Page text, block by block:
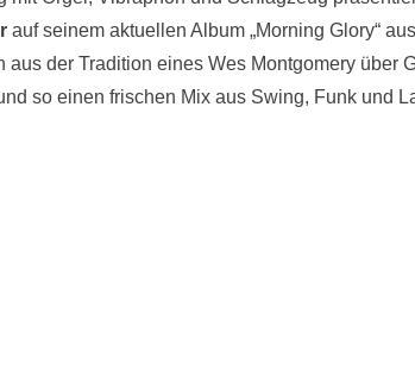
auf seinem aktuellen Album „Morning Glory“
der Tradition eines Wes Montgomery über
so einen frischen Mix aus Swing, Funk und